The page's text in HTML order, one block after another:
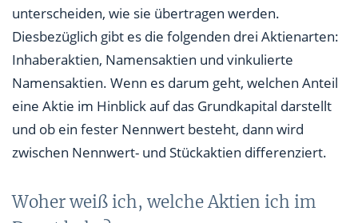
unterscheiden, wie sie übertragen werden.
Diesbezüglich gibt es die folgenden drei Aktienarten:
Inhaberaktien, Namensaktien und vinkulierte
Namensaktien. Wenn es darum geht, welchen Anteil
eine Aktie im Hinblick auf das Grundkapital darstellt
und ob ein fester Nennwert besteht, dann wird
zwischen Nennwert- und Stückaktien differenziert.
Woher weiß ich, welche Aktien ich im